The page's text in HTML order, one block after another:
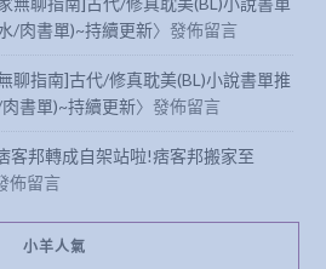
/肉書單)~持續更新〉發佈留言
聊指南]古代/修真耽美(BL)小說書單推
書單)~持續更新〉發佈留言
客邦轉成自架站啦!痞客邦搬家至
佈留言
小羊人氣